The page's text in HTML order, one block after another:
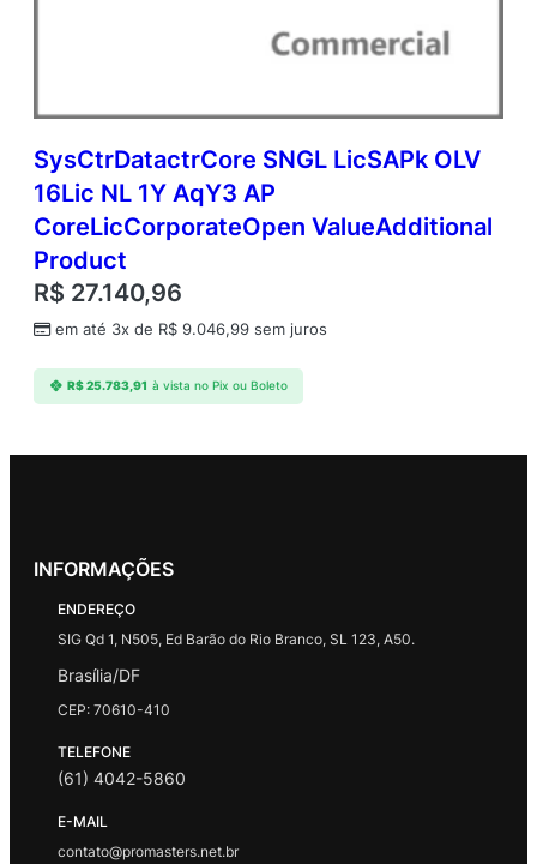
SysCtrDatactrCore SNGL LicSAPk OLV
16Lic NL 1Y AqY3 AP
CoreLicCorporateOpen ValueAdditional
Product
R$ 27.140,96
em até 3x de R$ 9.046,99 sem juros
R$25.783,91 à vista no Pix ou Boleto
INFORMAÇÕES
ENDEREÇO
SIG Qd 1, N505, Ed Barão do Rio Branco, SL 123, A50.
Brasília/DF
CEP: 70610-410
TELEFONE
(61) 4042-5860
E-MAIL
contato@promasters.net.br